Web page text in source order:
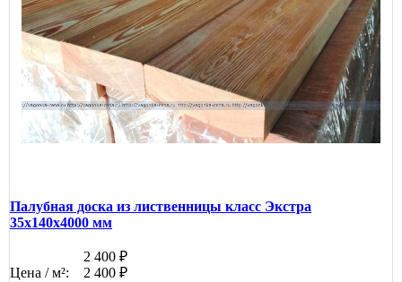
Палубная доска из лиственницы класс Экстра
35x140x4000 мм
2 400 ₽
Цена / м²:
2 400 ₽